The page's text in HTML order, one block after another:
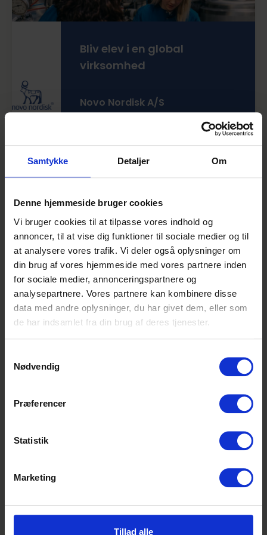
Samtykke Detaljer Om
Denne hjemmeside bruger cookies
Vi bruger cookies til at tilpasse vores indhold og
annoncer, til at vise dig funktioner til sociale medier og til
at analysere vores trafik. Vi deler også oplysninger om
din brug af vores hjemmeside med vores partnere inden
for sociale medier, annonceringspartnere og
analysepartnere. Vores partnere kan kombinere disse
data med andre oplysninger, du har givet dem, eller som
de har indsamlet fra din brug af deres tjenester.
Nødvendig
Præferencer
Statistik
Marketing
Tillad alle
Glarmester, Murer, Smed, Tømrer
Mad & Mennesker(235)
Frisør, Kok, Social- og sundhedshjælper
Dyr & Natur
Beslagsmed, Gartnerassistent
Bliv elev i en global
virksomhed
Novo Nordisk A/S
Udforsk
Lager- og
logistikoperatørelev til
Bygma – bliv en del af et
stærkt fællesskab med
ansvar fra dag ét
Bygma
Hele landet
uddannelsen til flyveleder